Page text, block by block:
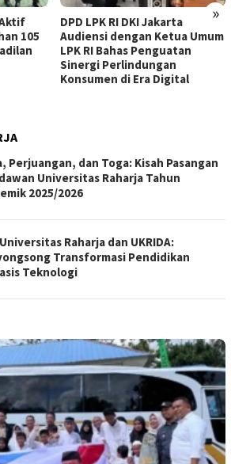
»
105
DPD LPK RI DKI Jakarta
Audiensi dengan Ketua Umum
LPK RI Bahas Penguatan
Sinergi Perlindungan
Konsumen di Era Digital
Perjuangan, dan Toga: Kisah Pasangan
Universitas Raharja Tahun
2025/2026
Raharja dan UKRIDA:
Transformasi Pendidikan
Teknologi